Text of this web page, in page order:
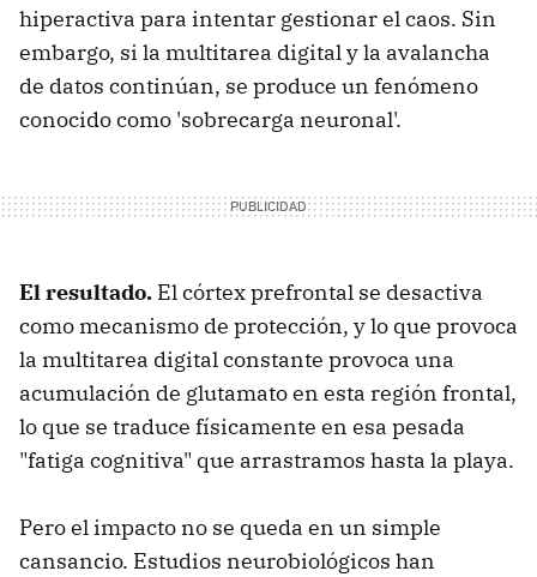
hiperactiva para intentar gestionar el caos. Sin
embargo, si la multitarea digital y la avalancha
de datos continúan, se produce un fenómeno
conocido como 'sobrecarga neuronal'.
El resultado. El córtex prefrontal se desactiva
como mecanismo de protección, y lo que provoca
la multitarea digital constante provoca una
acumulación de glutamato en esta región frontal,
lo que se traduce físicamente en esa pesada
"fatiga cognitiva" que arrastramos hasta la playa.
Pero el impacto no se queda en un simple
cansancio. Estudios neurobiológicos han